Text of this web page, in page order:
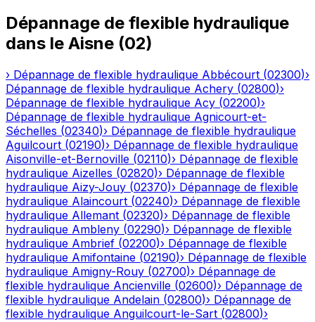
Dépannage de flexible hydraulique
dans le Aisne (02)
› Dépannage de flexible hydraulique Abbécourt (02300)›
Dépannage de flexible hydraulique Achery (02800)›
Dépannage de flexible hydraulique Acy (02200)›
Dépannage de flexible hydraulique Agnicourt-et-
Séchelles (02340)› Dépannage de flexible hydraulique
Aguilcourt (02190)› Dépannage de flexible hydraulique
Aisonville-et-Bernoville (02110)› Dépannage de flexible
hydraulique Aizelles (02820)› Dépannage de flexible
hydraulique Aizy-Jouy (02370)› Dépannage de flexible
hydraulique Alaincourt (02240)› Dépannage de flexible
hydraulique Allemant (02320)› Dépannage de flexible
hydraulique Ambleny (02290)› Dépannage de flexible
hydraulique Ambrief (02200)› Dépannage de flexible
hydraulique Amifontaine (02190)› Dépannage de flexible
hydraulique Amigny-Rouy (02700)› Dépannage de
flexible hydraulique Ancienville (02600)› Dépannage de
flexible hydraulique Andelain (02800)› Dépannage de
flexible hydraulique Anguilcourt-le-Sart (02800)›